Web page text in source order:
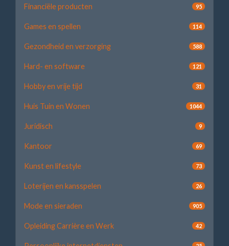
Financiële producten 95
Games en spellen 114
Gezondheid en verzorging 588
Hard- en software 121
Hobby en vrije tijd 31
Huis Tuin en Wonen 1044
Juridisch 9
Kantoor 69
Kunst en lifestyle 73
Loterijen en kansspelen 26
Mode en sieraden 905
Opleiding Carrière en Werk 42